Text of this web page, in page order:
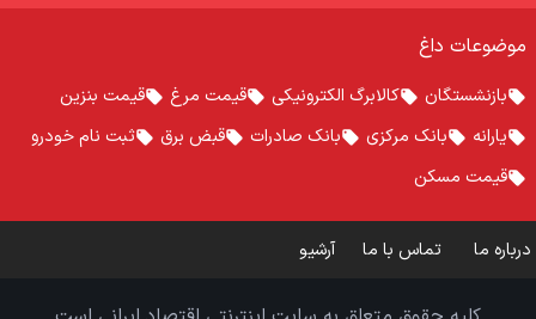
موضوعات داغ
بازنشستگان کالابرگ الکترونیکی قیمت مرغ
قیمت بنزین
یارانه
بانک مرکزی بانک صادرات قبض برق
ثبت نام خودرو
قیمت مسکن
درباره ما تماس با ما آرشیو